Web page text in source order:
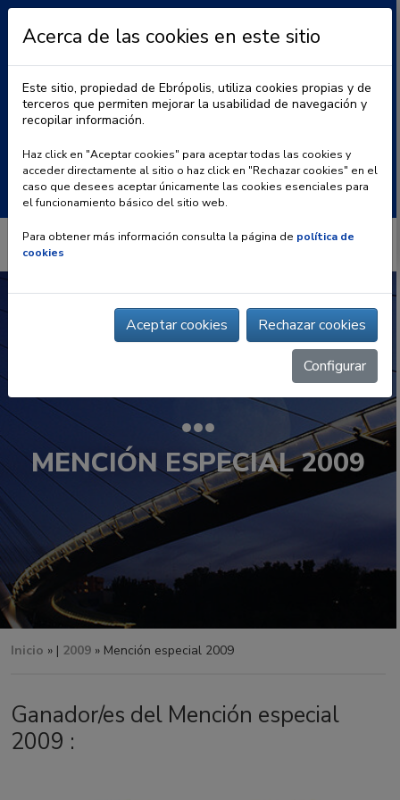
BLOG | CONTACTO
Buscar:
MENCIÓN ESPECIAL 2009
Inicio » | 2009 » Mención especial 2009
Ganador/es del Mención especial
2009 :
Acerca de las cookies en este sitio
Este sitio, propiedad de Ebrópolis, utiliza cookies propias y de
terceros que permiten mejorar la usabilidad de navegación y
recopilar información.
Haz click en "Aceptar cookies" para aceptar todas las cookies y
acceder directamente al sitio o haz click en "Rechazar cookies" en el
caso que desees aceptar únicamente las cookies esenciales para
el funcionamiento básico del sitio web.
Para obtener más información consulta la página de política de
cookies
Aceptar cookies Rechazar cookies
Configurar